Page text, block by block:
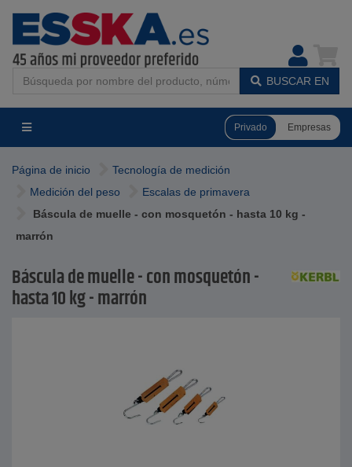
BUSCAR EN
Privado Empresas
Página de inicio
Tecnología de medición
Medición del peso
Escalas de primavera
Báscula de muelle - con mosquetón - hasta 10 kg -
marrón
Báscula de muelle - con mosquetón -
hasta 10 kg - marrón